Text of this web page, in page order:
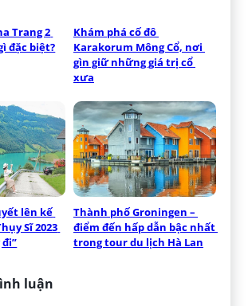
Trang 2
đặc biệt?
Khám phá cố đô
Karakorum Mông Cổ, nơi
gìn giữ những giá trị cổ
xưa
lên kế
Sĩ 2023
Thành phố Groningen –
điểm đến hấp dẫn bậc nhất
trong tour du lịch Hà Lan
luận